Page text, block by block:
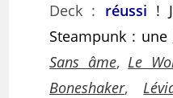
Deck : réussi !
Steampunk : une
Sans âme,Le
Boneshaker,